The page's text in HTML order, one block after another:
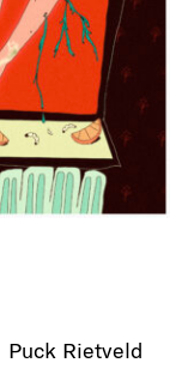
Puck Rietveld